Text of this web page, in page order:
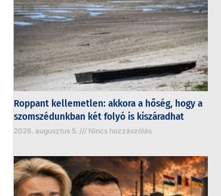
Roppant kellemetlen: akkora a hőség, hogy a
szomszédunkban két folyó is kiszáradhat
2026. augusztus 5. Nincs hozzászólás